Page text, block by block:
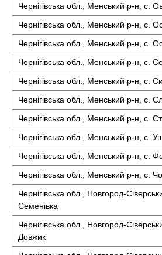
Чернігівська обл., Менський р-н, с.
Чернігівська обл., Менський р-н, с.
Чернігівська обл., Менський р-н, с.
Чернігівська обл., Менський р-н, с.
Чернігівська обл., Менський р-н, с.
Чернігівська обл., Менський р-н, с.
Чернігівська обл., Менський р-н, с.
Чернігівська обл., Менський р-н, с.
Чернігівська обл., Менський р-н, с.
Чернігівська обл., Менський р-н, с.
Чернігівська обл., Новгород-
Семенівка
Чернігівська обл., Новгород-
Довжик